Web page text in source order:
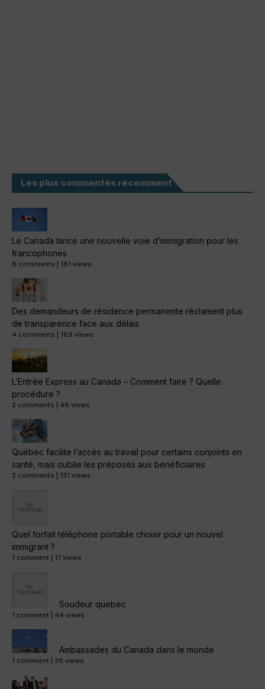
Les plus commentés récemment
Le Canada lance une nouvelle voie d’immigration pour les
francophones
8 comments 181 views
Des demandeurs de résidence permanente réclament plus
de transparence face aux délais
4 comments 189 views
L’Entrée Express au Canada – Comment faire ? Quelle
procédure ?
2 comments 46 views
Québec facilite l’accès au travail pour certains conjoints en
santé, mais oublie les préposés aux bénéficiaires
2 comments 131 views
Quel forfait téléphone portable choisir pour un nouvel
immigrant ?
1 comment 17 views
Soudeur quebec
1 comment 44 views
Ambassades du Canada dans le monde
1 comment 36 views